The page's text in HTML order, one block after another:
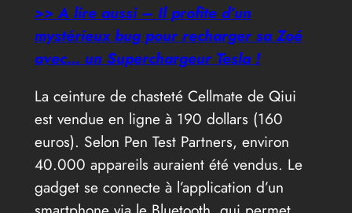
>> A lire aussi – Il profite d’un
mystérieux bug pour recharger sa Zoé
avec… un Superchargeur Tesla !
La ceinture de chasteté Cellmate de Qiui
est vendue en ligne à 190 dollars (160
euros). Selon Pen Test Partners, environ
40.000 appareils auraient été vendus. Le
gadget se connecte à l’application d’un